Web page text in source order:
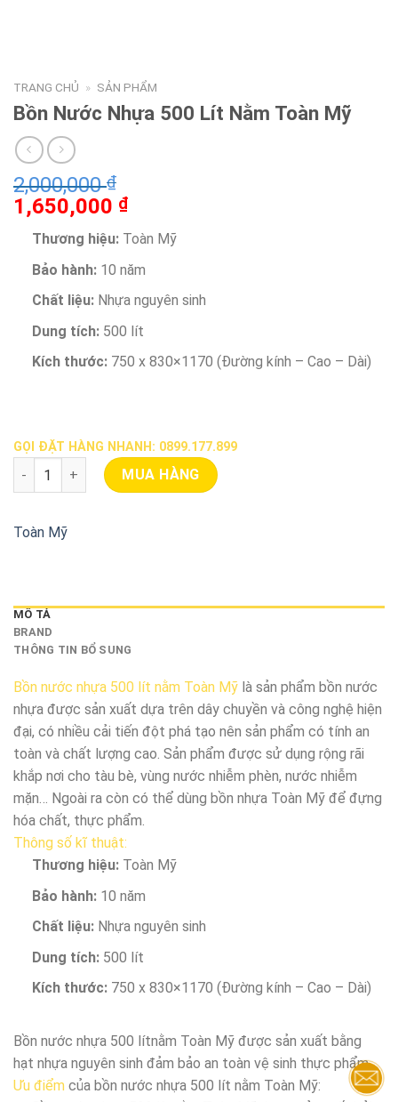
TRANG CHỦ » SẢN PHẨM
Bồn Nước Nhựa 500 Lít Nằm Toàn Mỹ
2,000,000₫
1,650,000 ₫
Thương hiệu:Toàn Mỹ
Bảo hành:10 năm
Chất liệu:Nhựa nguyên sinh
Dung tích:500 lít
Kích thước:750 x 830×1170 (Đường kính – Cao – Dài)
GỌI ĐẶT HÀNG NHANH: 0899.177.899
Bồn Nước Nhựa 500 Lít Nằm Toàn Mỹ số lượng
MUA HÀNG
Toàn Mỹ
MÔ TẢ
BRAND
THÔNG TIN BỔ SUNG
Bồn nước nhựa 500 lít nằm Toàn Mỹ là sản phẩm bồn nước
nhựa được sản xuất dựa trên dây chuyền và công nghệ hiện
đại, có nhiều cải tiến đột phá tạo nên sản phẩm có tính an
toàn và chất lượng cao. Sản phẩm được sử dụng rộng rãi
khắp nơi cho tàu bè, vùng nước nhiễm phèn, nước nhiễm
mặn… Ngoài ra còn có thể dùng bồn nhựa Toàn Mỹ để đựng
hóa chất, thực phẩm.
Thông số kĩ thuật:
Thương hiệu:Toàn Mỹ
Bảo hành:10 năm
Chất liệu:Nhựa nguyên sinh
Dung tích:500 lít
Kích thước:750 x 830×1170 (Đường kính – Cao – Dài)
Bồn nước nhựa 500 lítnằm Toàn Mỹ được sản xuất bằng
hạt nhựa nguyên sinh đảm bảo an toàn vệ sinh thực phẩm.
Ưu điểm của bồn nước nhựa 500 lít nằm Toàn Mỹ: